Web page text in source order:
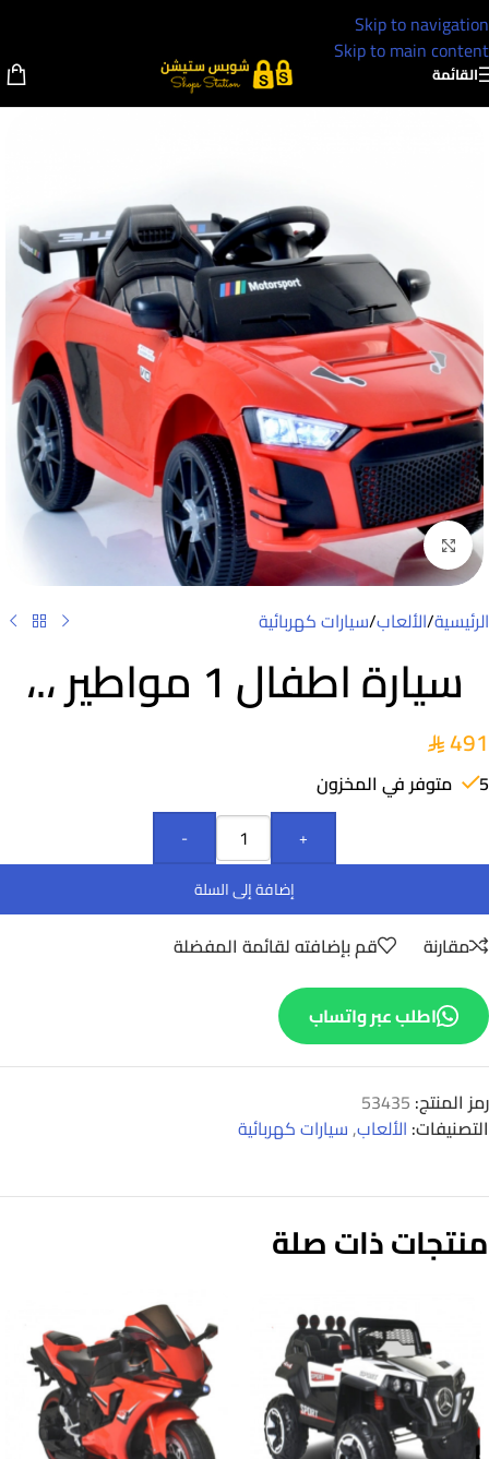
Skip to navigation
Skip to main content
القائمة
Click to enlarge
الرئيسية/الألعاب/سيارات كهربائية
سيارة اطفال 1 مواطير ،.،
491
5 متوفر في المخزون
-
+
إضافة إلى السلة
مقارنة قم بإضافته لقائمة المفضلة
اطلب عبر واتساب
رمز المنتج: 53435
التصنيفات: الألعاب,سيارات كهربائية
منتجات ذات صلة